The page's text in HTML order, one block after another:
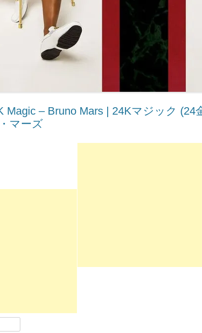
Magic – Bruno Mars | 24Kマジック (24
マーズ